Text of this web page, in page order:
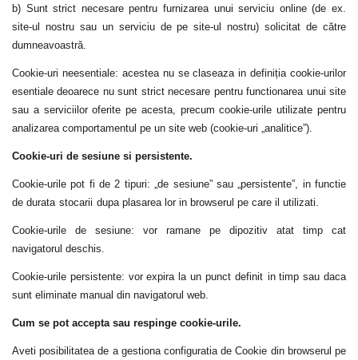
b) Sunt strict necesare pentru furnizarea unui serviciu online (de ex.
site-ul nostru sau un serviciu de pe site-ul nostru) solicitat de către
dumneavoastră.
Cookie-uri neesentiale: acestea nu se claseaza in definiția cookie-urilor
esentiale deoarece nu sunt strict necesare pentru functionarea unui site
sau a serviciilor oferite pe acesta, precum cookie-urile utilizate pentru
analizarea comportamentul pe un site web (cookie-uri „analitice”).
Cookie-uri de sesiune si persistente.
Cookie-urile pot fi de2 tipuri: „de sesiune” sau„persistente”, in functie
de durata stocarii dupaplasarea lor in browserul pe care il utilizati.
Cookie-urile de sesiune: vor ramane pe dipozitiv atat timp cat
navigatorul deschis.
Cookie-urile persistente: vor expirala un punct definit intimp saudaca
sunt eliminate manual din navigatorul web.
Cum se potaccepta sau respinge cookie-urile.
Aveti posibilitatea de agestionaconfiguratiade Cookie din browserul pe